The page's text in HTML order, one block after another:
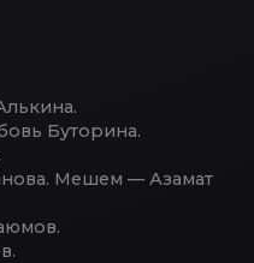
Буторина.
Мешем — Азамат